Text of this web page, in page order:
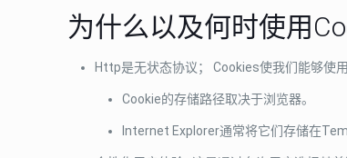
为什么以及何时使用
Http是无状态协议； Cookies使我们能够使
Cookie的存储路径取决于浏览器。
Internet Explorer通常将它们存储在